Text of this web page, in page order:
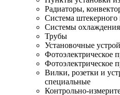
Радиаторы,
Система штекерного
Системы охлаждения
Трубы
Установочные
Фотоэлектрическое
Фотоэлектрическое
Вилки, розетки и
специальные
Контрольно-